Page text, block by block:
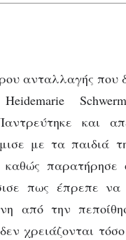
ανταλλαγής που
και
με τα παιδιά
παρατήρησε
πως έπρεπε να
από την
χρειάζονται